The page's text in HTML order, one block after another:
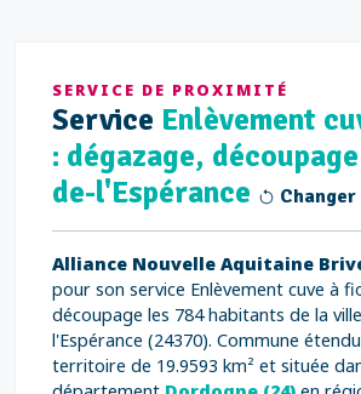
SERVICE DE PROXIMITÉ
Service Enlèvement
: dégazage, découpage
de-l'Espérance
Alliance Nouvelle Aquitaine
pour son service Enlèvement cuve à
découpage les 784 habitants de la
l'Espérance (24370). Commune
territoire de 19.9593 km² et située